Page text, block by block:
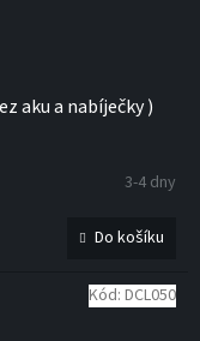
aku a nabíječky )
3-4 dny
Do košíku
Kód: DCL050